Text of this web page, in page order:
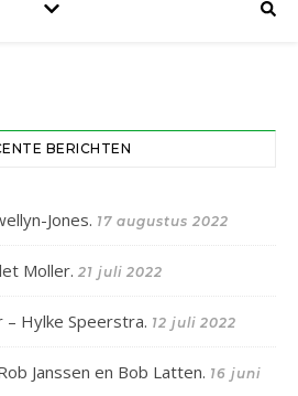
BERICHTEN
Jones. 17 augustus 2022
Moller. 21 juli 2022
Hylke Speerstra. 12 juli 2022
Janssen en Bob Latten. 16 juni